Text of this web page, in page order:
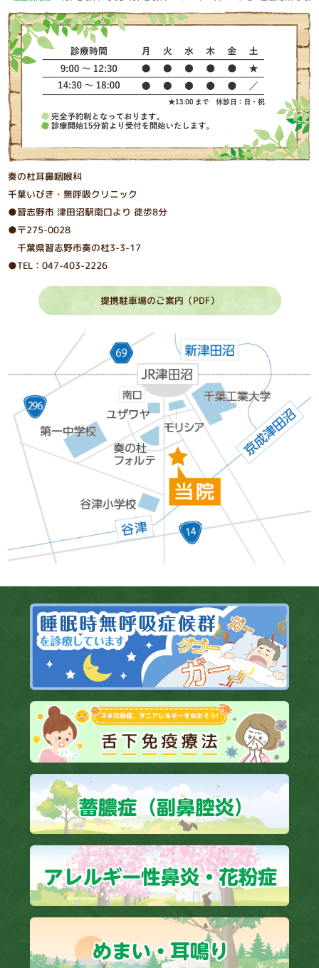
奏の杜耳鼻咽喉科
千葉いびき・無呼吸クリニック
●習志野市 津⽥沼駅南⼝より 徒歩8分
●〒275-0028
千葉県習志野市奏の杜3-3-17
●TEL：047-403-2226
提携駐車場のご案内（PDF）